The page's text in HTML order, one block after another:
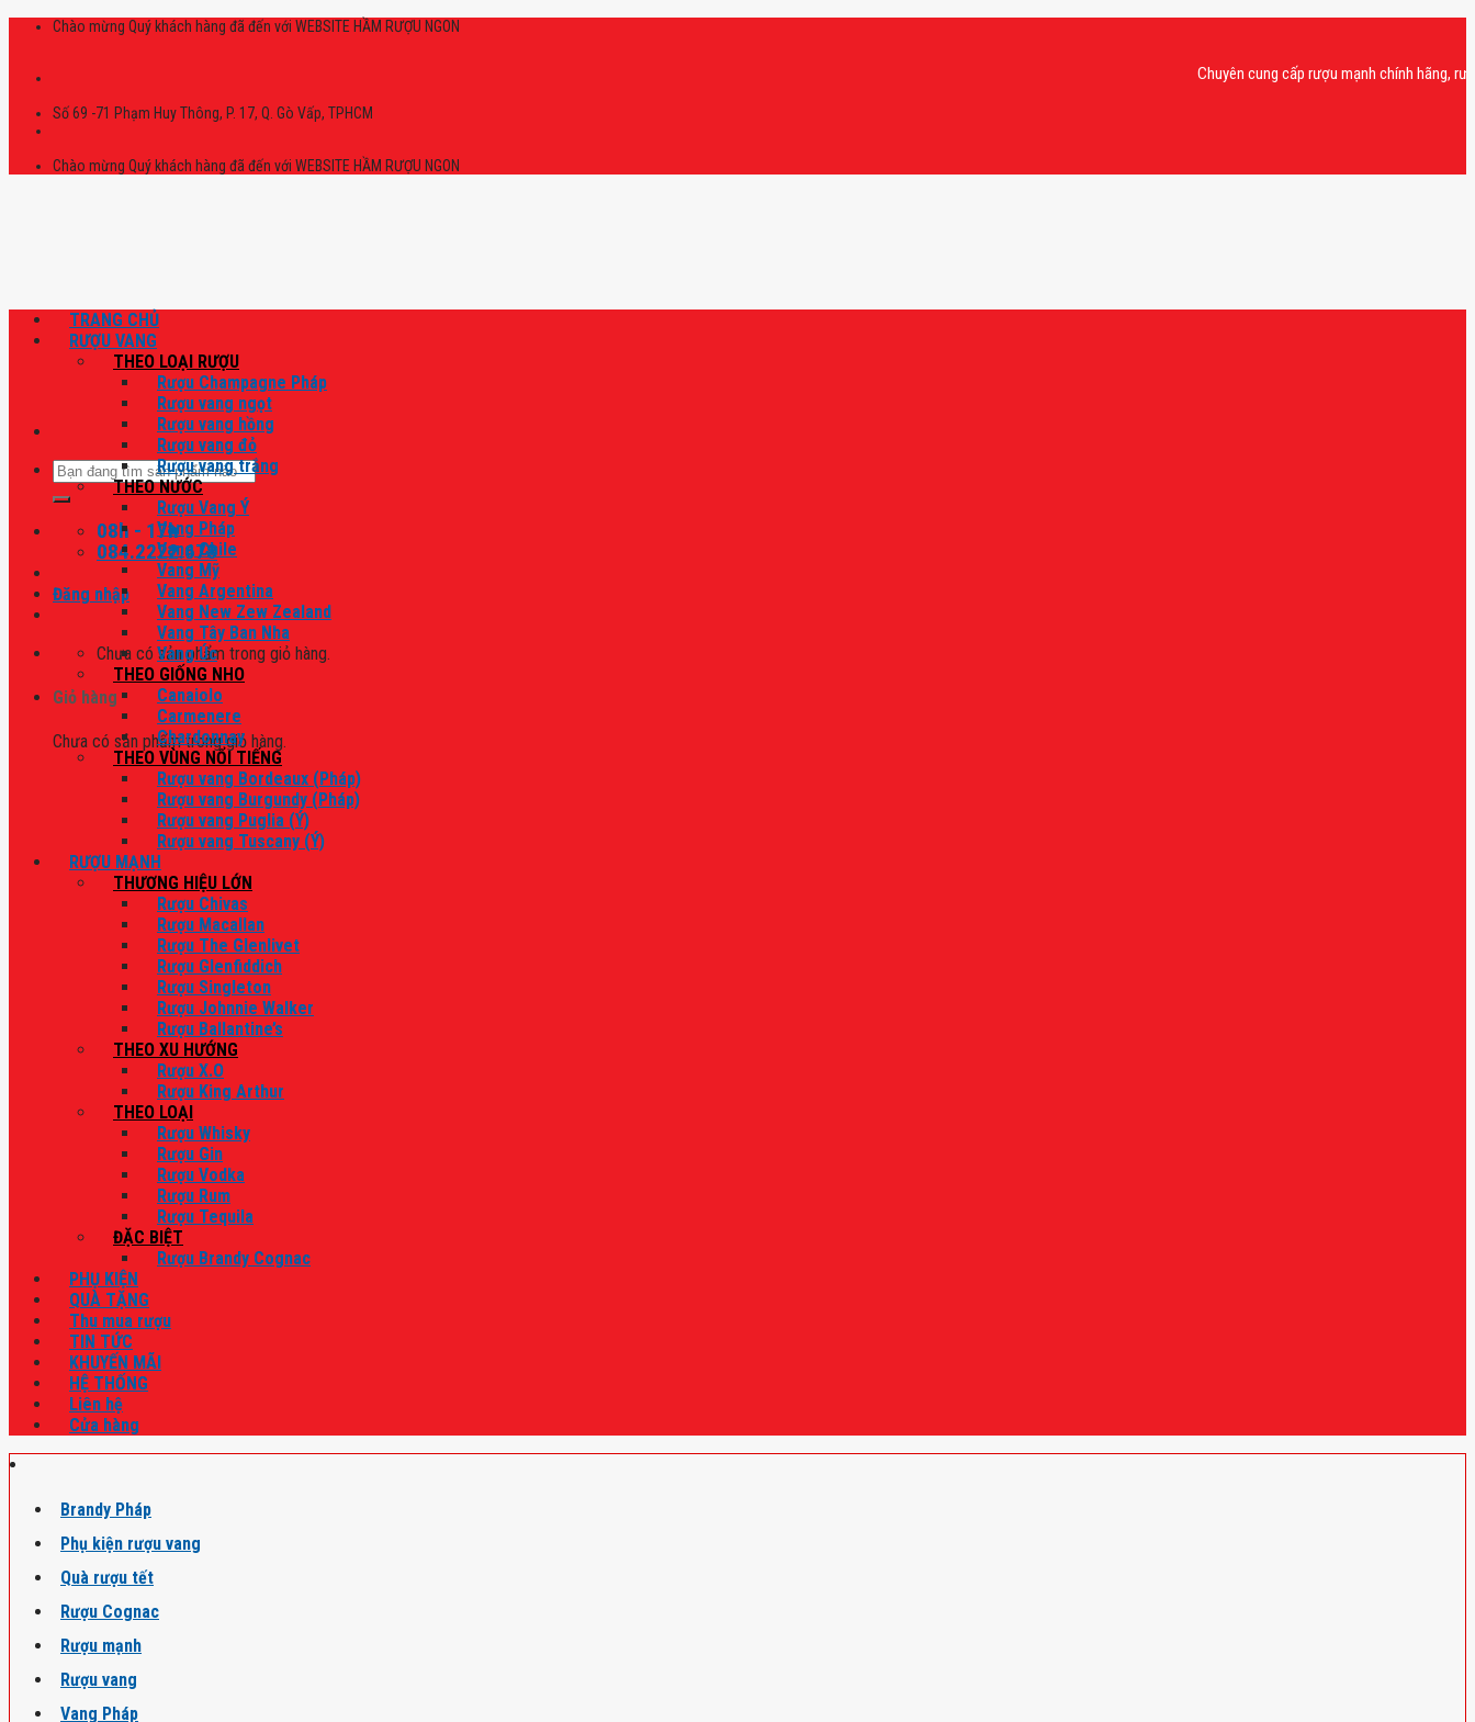
Skip
Chào mừng Quý khách hàng đã đến với WEBSITE HẦM RƯỢU NGON
Chuyên cung cấp rượu mạnh chính hãng, rượu
Số 69 -71 Phạm Huy Thông, P. 17, Q. Gò Vấp, TPHCM
Chào mừng Quý khách hàng đã đến với WEBSITE HẦM RƯỢU NGON
Tìm
kiếm:
08h - 17h
084.2222.678
Đăng nhập
Chưa có sản phẩm trong giỏ hàng.
Giỏ hàng
Chưa có sản phẩm trong giỏ hàng.
TRANG CHỦ
RƯỢU VANG
THEO LOẠI RƯỢU
Rượu Champagne Pháp
Rượu vang ngọt
Rượu vang hồng
Rượu vang đỏ
Rượu vang trắng
THEO NƯỚC
Rượu Vang Ý
Vang Pháp
Vang Chile
Vang Mỹ
Vang Argentina
Vang New Zew Zealand
Vang Tây Ban Nha
Vang Úc
THEO GIỐNG NHO
Canaiolo
Carmenere
Chardonnay
THEO VÙNG NỔI TIẾNG
Rượu vang Bordeaux (Pháp)
Rượu vang Burgundy (Pháp)
Rượu vang Puglia (Ý)
Rượu vang Tuscany (Ý)
RƯỢU MẠNH
THƯƠNG HIỆU LỚN
Rượu Chivas
Rượu Macallan
Rượu The Glenlivet
Rượu Glenfiddich
Rượu Singleton
Rượu Johnnie Walker
Rượu Ballantine’s
THEO XU HƯỚNG
Rượu X.O
Rượu King Arthur
THEO LOẠI
Rượu Whisky
Rượu Gin
Rượu Vodka
Rượu Rum
Rượu Tequila
ĐẶC BIỆT
Rượu Brandy Cognac
PHỤ KIỆN
QUÀ TẶNG
Thu mua rượu
TIN TỨC
KHUYẾN MÃI
HỆ THỐNG
Liên hệ
Cửa hàng
Brandy Pháp
Phụ kiện rượu vang
Quà rượu tết
Rượu Cognac
Rượu mạnh
Rượu vang
Vang Pháp